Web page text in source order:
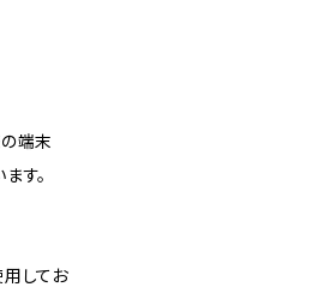
端末
す。
してお